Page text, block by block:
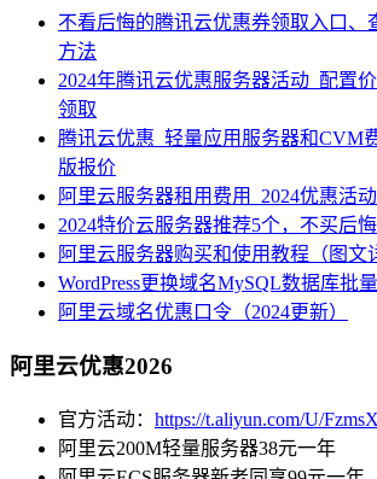
不看后悔的腾讯云优惠券领取入口、
方法
2024年腾讯云优惠服务器活动_配置
领取
腾讯云优惠_轻量应用服务器和CVM
版报价
阿里云服务器租用费用_2024优惠活
2024特价云服务器推荐5个，不买后
阿里云服务器购买和使用教程（图文
WordPress更换域名MySQL数据库批
阿里云域名优惠口令（2024更新）
阿里云优惠2026
官方活动： https://t.aliyun.com/U/
阿里云200M轻量服务器38元一年